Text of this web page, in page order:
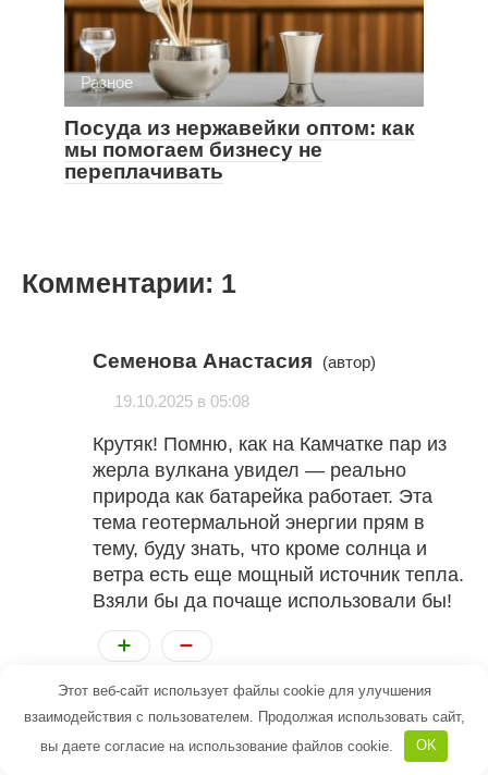
Разное
Посуда из нержавейки оптом: как
мы помогаем бизнесу не
переплачивать
Комментарии: 1
Семенова Анастасия (автор)
19.10.2025 в 05:08
Крутяк! Помню, как на Камчатке пар из
жерла вулкана увидел — реально
природа как батарейка работает. Эта
тема геотермальной энергии прям в
тему, буду знать, что кроме солнца и
ветра есть еще мощный источник тепла.
Взяли бы да почаще использовали бы!
Комментарии закрыты.
Этот веб-сайт использует файлы cookie для улучшения
взаимодействия с пользователем. Продолжая использовать сайт,
вы даете согласие на использование файлов cookie.
OK